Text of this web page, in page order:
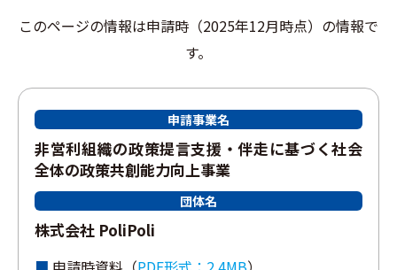
このページの情報は申請時（2025年12⽉時点）の情報で
す。
申請事業名
⾮営利組織の政策提⾔⽀援・伴⾛に基づく社会
全体の政策共創能⼒向上事業
団体名
株式会社 PoliPoli